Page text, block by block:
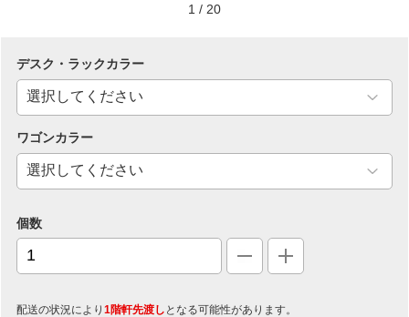
1 / 20
デスク・ラックカラー
ワゴンカラー
個数
配送の状況により 1階軒先渡し となる可能性があります。